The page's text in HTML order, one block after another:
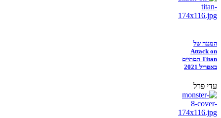
המנגה של
Attack on
Titan תסתיים
באפריל 2021
עדי פרל